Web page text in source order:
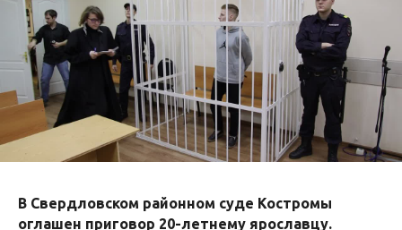
В Свердловском районном суде Костромы
оглашен приговор 20-летнему ярославцу.